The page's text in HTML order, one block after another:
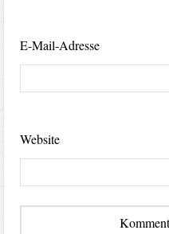
E-Mail-Adresse
Website